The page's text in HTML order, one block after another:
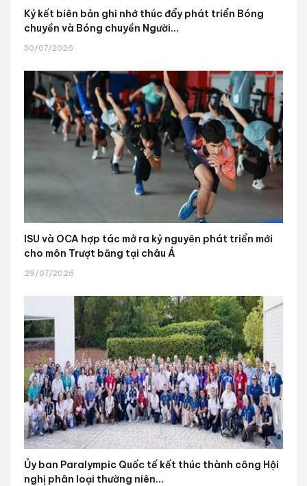
Ký kết biên bản ghi nhớ thúc đẩy phát triển Bóng
chuyền và Bóng chuyền Người...
30/07/2026
ISU và OCA hợp tác mở ra kỷ nguyên phát triển mới
cho môn Trượt băng tại châu Á
29/07/2026
Ủy ban Paralympic Quốc tế kết thúc thành công Hội
nghị phân loại thường niên...